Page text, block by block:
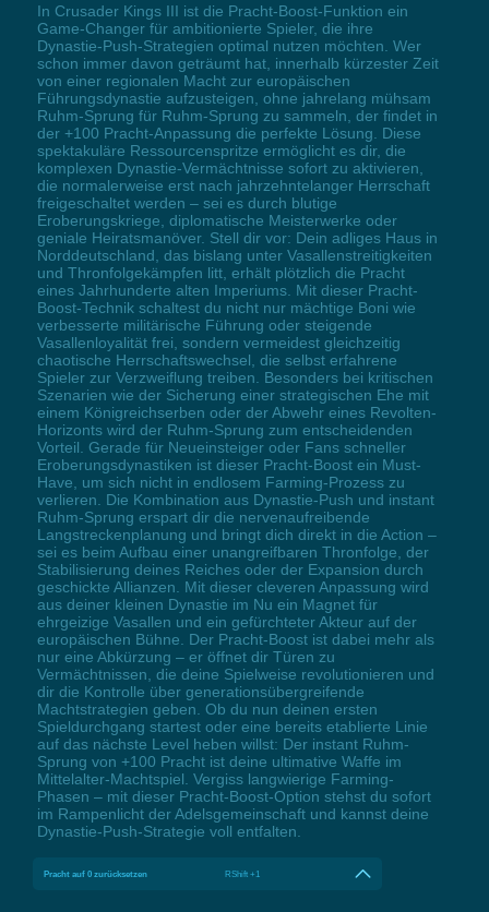
In Crusader Kings III ist die Pracht-Boost-Funktion ein
Game-Changer für ambitionierte Spieler, die ihre
Dynastie-Push-Strategien optimal nutzen möchten. Wer
schon immer davon geträumt hat, innerhalb kürzester Zeit
von einer regionalen Macht zur europäischen
Führungsdynastie aufzusteigen, ohne jahrelang mühsam
Ruhm-Sprung für Ruhm-Sprung zu sammeln, der findet in
der +100 Pracht-Anpassung die perfekte Lösung. Diese
spektakuläre Ressourcenspritze ermöglicht es dir, die
komplexen Dynastie-Vermächtnisse sofort zu aktivieren,
die normalerweise erst nach jahrzehntelanger Herrschaft
freigeschaltet werden – sei es durch blutige
Eroberungskriege, diplomatische Meisterwerke oder
geniale Heiratsmanöver. Stell dir vor: Dein adliges Haus in
Norddeutschland, das bislang unter Vasallenstreitigkeiten
und Thronfolgekämpfen litt, erhält plötzlich die Pracht
eines Jahrhunderte alten Imperiums. Mit dieser Pracht-
Boost-Technik schaltest du nicht nur mächtige Boni wie
verbesserte militärische Führung oder steigende
Vasallenloyalität frei, sondern vermeidest gleichzeitig
chaotische Herrschaftswechsel, die selbst erfahrene
Spieler zur Verzweiflung treiben. Besonders bei kritischen
Szenarien wie der Sicherung einer strategischen Ehe mit
einem Königreichserben oder der Abwehr eines Revolten-
Horizonts wird der Ruhm-Sprung zum entscheidenden
Vorteil. Gerade für Neueinsteiger oder Fans schneller
Eroberungsdynastiken ist dieser Pracht-Boost ein Must-
Have, um sich nicht in endlosem Farming-Prozess zu
verlieren. Die Kombination aus Dynastie-Push und instant
Ruhm-Sprung erspart dir die nervenaufreibende
Langstreckenplanung und bringt dich direkt in die Action –
sei es beim Aufbau einer unangreifbaren Thronfolge, der
Stabilisierung deines Reiches oder der Expansion durch
geschickte Allianzen. Mit dieser cleveren Anpassung wird
aus deiner kleinen Dynastie im Nu ein Magnet für
ehrgeizige Vasallen und ein gefürchteter Akteur auf der
europäischen Bühne. Der Pracht-Boost ist dabei mehr als
nur eine Abkürzung – er öffnet dir Türen zu
Vermächtnissen, die deine Spielweise revolutionieren und
dir die Kontrolle über generationsübergreifende
Machtstrategien geben. Ob du nun deinen ersten
Spieldurchgang startest oder eine bereits etablierte Linie
auf das nächste Level heben willst: Der instant Ruhm-
Sprung von +100 Pracht ist deine ultimative Waffe im
Mittelalter-Machtspiel. Vergiss langwierige Farming-
Phasen – mit dieser Pracht-Boost-Option stehst du sofort
im Rampenlicht der Adelsgemeinschaft und kannst deine
Dynastie-Push-Strategie voll entfalten.
Pracht auf 0 zurücksetzen RShift +1